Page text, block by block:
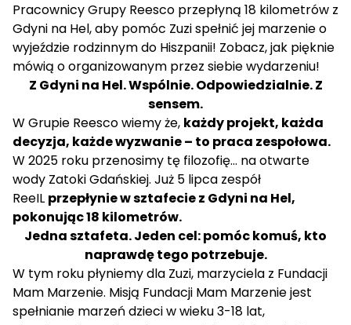
Pracownicy Grupy Reesco przepłyną 18 kilometrów z
Gdyni na Hel, aby pomóc Zuzi spełnić jej marzenie o
wyjeździe rodzinnym do Hiszpanii! Zobacz, jak pięknie
mówią o organizowanym przez siebie wydarzeniu!
Z Gdyni na Hel. Wspólnie. Odpowiedzialnie. Z
sensem.
W Grupie Reesco wiemy że, każdy projekt, każda
decyzja, każde wyzwanie – to praca zespołowa.
W 2025 roku przenosimy tę filozofię… na otwarte
wody Zatoki Gdańskiej. Już 5 lipca zespół
ReeIL przepłynie w sztafecie z Gdyni na Hel,
pokonując 18 kilometrów.
Jedna sztafeta. Jeden cel: pomóc komuś, kto
naprawdę tego potrzebuje.
W tym roku płyniemy dla Zuzi, marzyciela z Fundacji
Mam Marzenie. Misją Fundacji Mam Marzenie jest
spełnianie marzeń dzieci w wieku 3-18 lat,